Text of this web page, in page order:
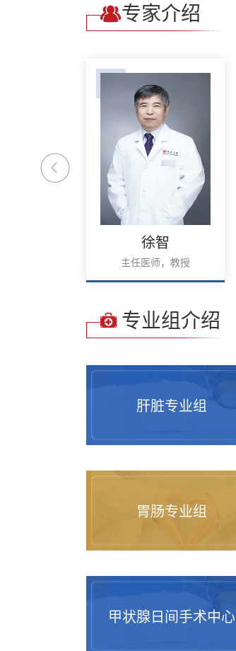
专家介绍
袁炯
主任医师
专业组介绍
肝脏专业组
胃肠专业组
甲状腺日间手术中心